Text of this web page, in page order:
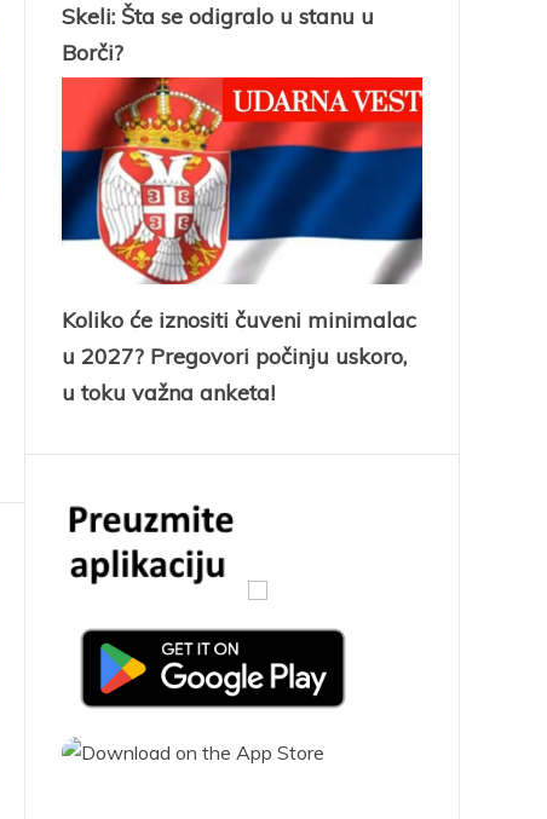
Skeli: Šta se odigralo u stanu u
Borči?
Koliko će iznositi čuveni minimalac
u 2027? Pregovori počinju uskoro,
u toku važna anketa!